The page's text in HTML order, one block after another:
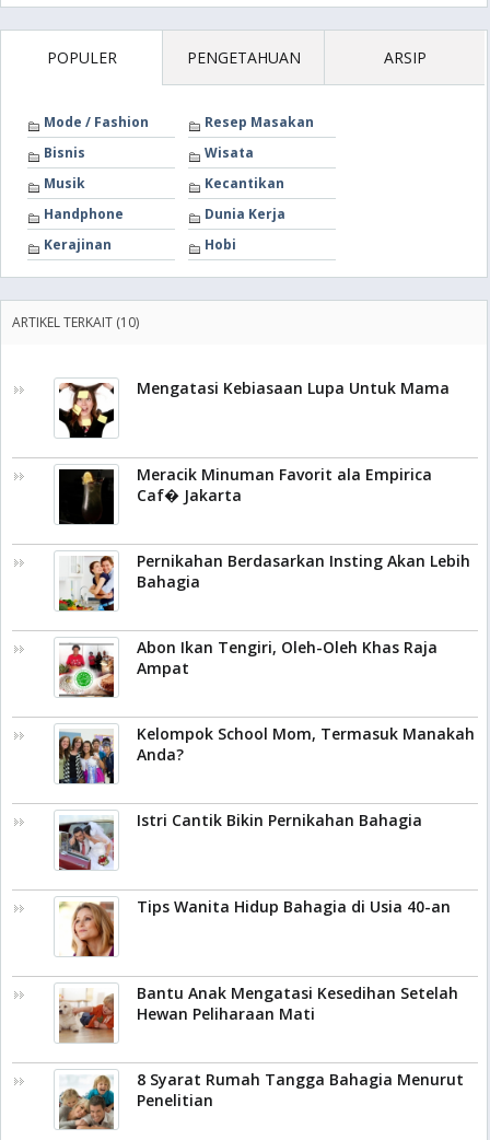
POPULER PENGETAHUAN ARSIP
Mode / Fashion
Resep Masakan
Bisnis
Wisata
Musik
Kecantikan
Handphone
Dunia Kerja
Kerajinan
Hobi
ARTIKEL TERKAIT (10)
Mengatasi Kebiasaan Lupa Untuk Mama
Meracik Minuman Favorit ala Empirica
Caf� Jakarta
Pernikahan Berdasarkan Insting Akan Lebih
Bahagia
Abon Ikan Tengiri, Oleh-Oleh Khas Raja
Ampat
Kelompok School Mom, Termasuk Manakah
Anda?
Istri Cantik Bikin Pernikahan Bahagia
Tips Wanita Hidup Bahagia di Usia 40-an
Bantu Anak Mengatasi Kesedihan Setelah
Hewan Peliharaan Mati
8 Syarat Rumah Tangga Bahagia Menurut
Penelitian